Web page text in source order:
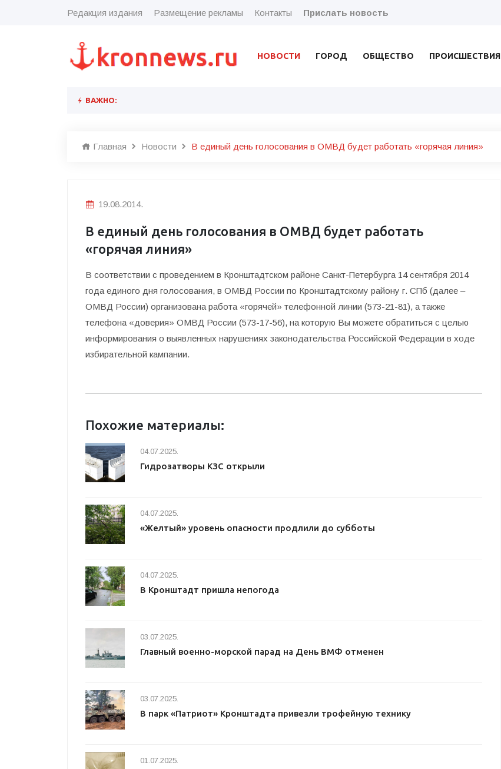
Редакция издания Размещение рекламы Контакты Прислать новость
НОВОСТИ ГОРОД ОБЩЕСТВО ПРОИСШЕСТВИЯ
ВАЖНО:
Главная Новости В единый день голосования в ОМВД будет работать «горячая линия»
19.08.2014.
В единый день голосования в ОМВД будет работать
«горячая линия»
В соответствии с проведением в Кронштадтском районе Санкт-Петербурга 14 сентября 2014
года единого дня голосования, в ОМВД России по Кронштадтскому району г. СПб (далее –
ОМВД России) организована работа «горячей» телефонной линии (573-21-81), а также
телефона «доверия» ОМВД России (573-17-56), на которую Вы можете обратиться с целью
информирования о выявленных нарушениях законодательства Российской Федерации в ходе
избирательной кампании.
Похожие материалы:
04.07.2025.
Гидрозатворы КЗС открыли
04.07.2025.
«Желтый» уровень опасности продлили до субботы
04.07.2025.
В Кронштадт пришла непогода
03.07.2025.
Главный военно-морской парад на День ВМФ отменен
03.07.2025.
В парк «Патриот» Кронштадта привезли трофейную технику
01.07.2025.